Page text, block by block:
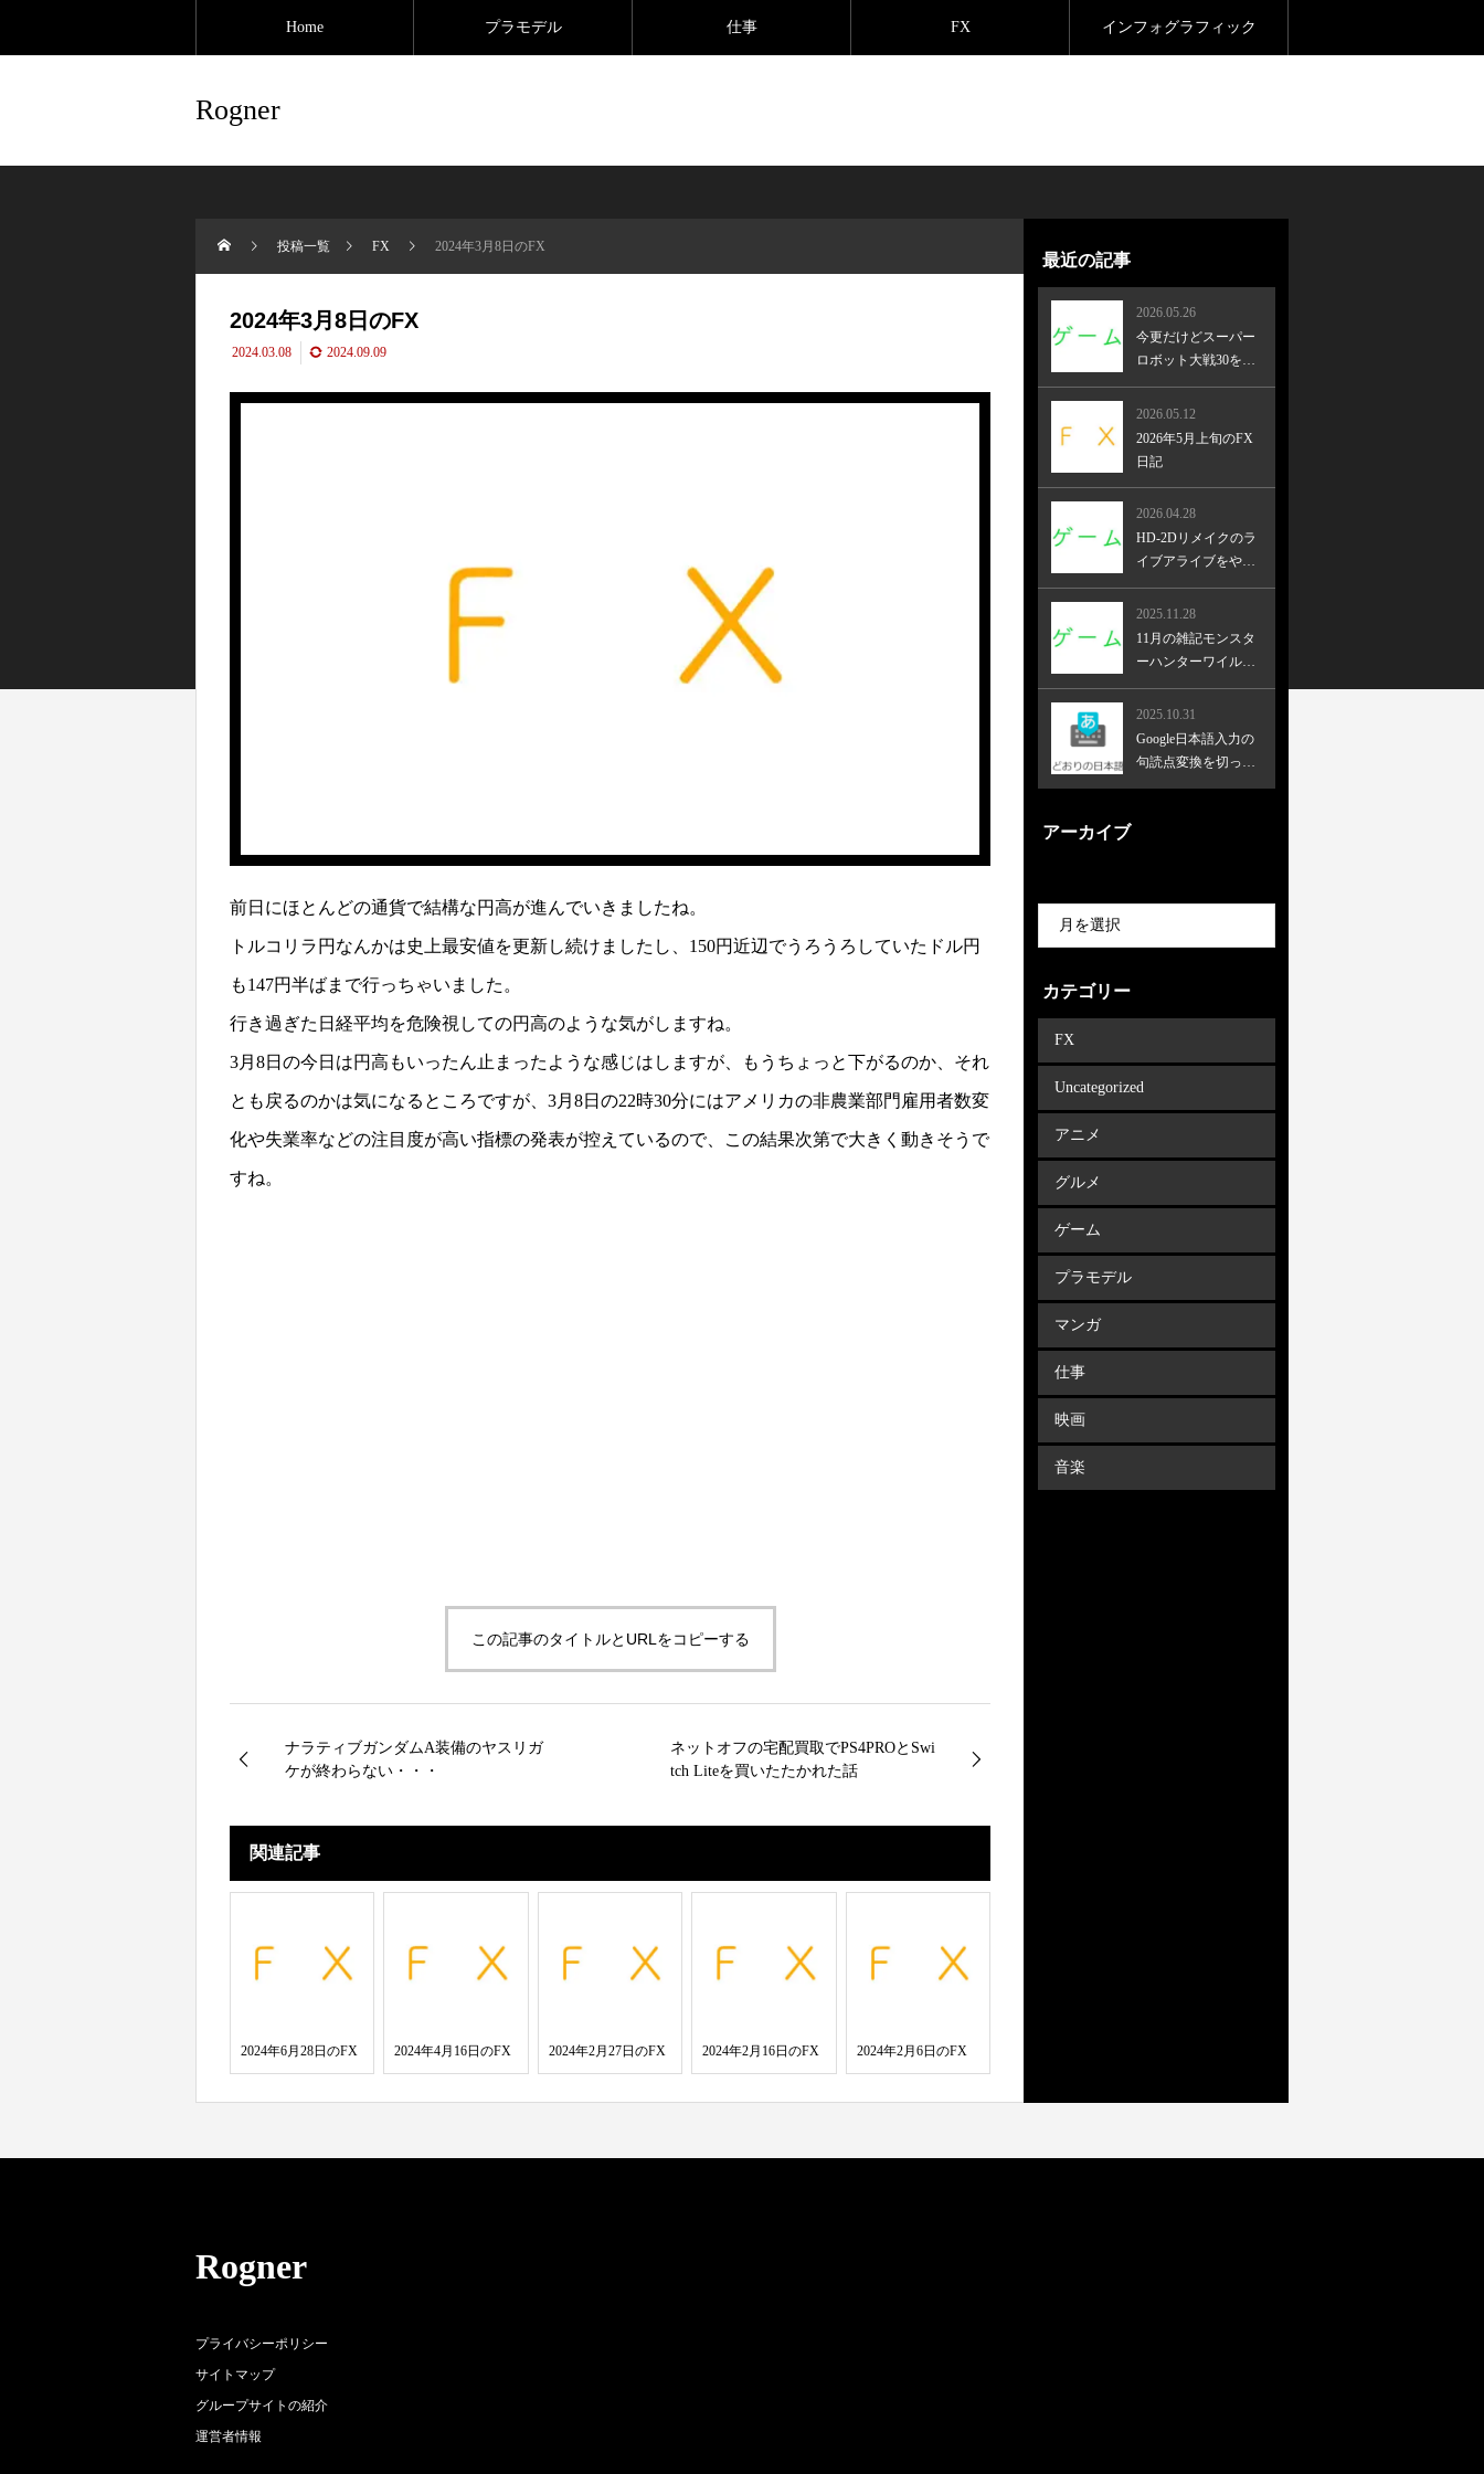
Home プラモデル 仕事 FX インフォグラフィック
Rogner
投稿一覧 FX 2024年3月8日のFX
2024年3月8日のFX
2024.03.08 2024.09.09
前日にほとんどの通貨で結構な円高が進んでいきましたね。
トルコリラ円なんかは史上最安値を更新し続けましたし、150円近辺でうろうろしていたドル円
も147円半ばまで行っちゃいました。
行き過ぎた日経平均を危険視しての円高のような気がしますね。
3月8日の今日は円高もいったん止まったような感じはしますが、もうちょっと下がるのか、それ
とも戻るのかは気になるところですが、3月8日の22時30分にはアメリカの非農業部門雇用者数変
化や失業率などの注目度が高い指標の発表が控えているので、この結果次第で大きく動きそうで
すね。
この記事のタイトルとURLをコピーする
ナラティブガンダムA装備のヤスリガ
ケが終わらない・・・
ネットオフの宅配買取でPS4PROとSwi
tch Liteを買いたたかれた話
関連記事
2024年6月28日のFX 2024年4月16日のFX 2024年2月27日のFX 2024年2月16日のFX 2024年2月6日のFX
最近の記事
2026.05.26
今更だけどスーパー
ロボット大戦30をク
リア！
2026.05.12
2026年5月上旬のFX
日記
2026.04.28
HD-2Dリメイクのラ
イブアライブをやっ
てみた！
2025.11.28
11月の雑記モンスタ
ーハンターワイルズ
とかゴーストオブヨ
ーテイとか
2025.10.31
Google日本語入力の
句読点変換を切った
ら効率が上がった
アーカイブ
カテゴリー
FX
Uncategorized
アニメ
グルメ
ゲーム
プラモデル
マンガ
仕事
映画
音楽
Rogner
プライバシーポリシー
サイトマップ
グループサイトの紹介
運営者情報